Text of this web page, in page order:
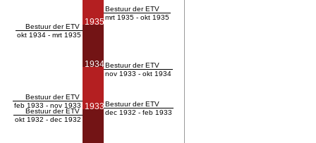
Bestuur der ETV
okt 1934 - mrt 1935
Bestuur der ETV
feb 1933 - nov 1933
Bestuur der ETV
okt 1932 - dec 1932
1935
1934
1933
Bestuur der ETV
mrt 1935 - okt 1935
Bestuur der ETV
nov 1933 - okt 1934
Bestuur der ETV
dec 1932 - feb 1933